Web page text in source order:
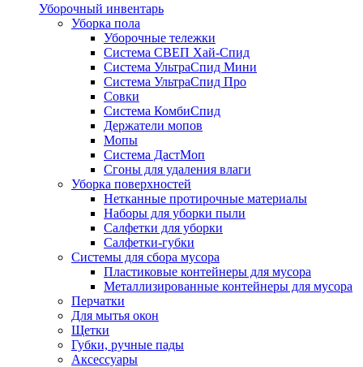
Уборочный инвентарь
Уборка пола
Уборочные тележки
Система СВЕП Хай-Спид
Система УльтраСпид Мини
Система УльтраСпид Про
Совки
Система КомбиСпид
Держатели мопов
Мопы
Система ДастМоп
Сгоны для удаления влаги
Уборка поверхностей
Нетканные протирочные материалы
Наборы для уборки пыли
Салфетки для уборки
Салфетки-губки
Системы для сбора мусора
Пластиковые контейнеры для мусора
Металлизированные контейнеры для мусора
Перчатки
Для мытья окон
Щетки
Губки, ручные пады
Аксессуары